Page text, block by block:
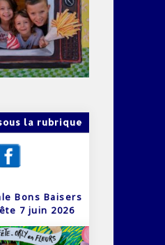
la rubrique
Bons Baisers
7 juin 2026